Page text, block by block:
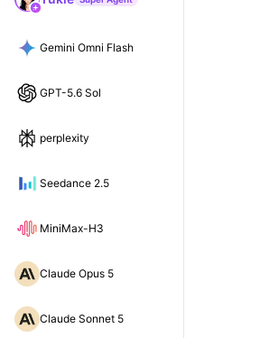
Gemini Omni Flash
GPT-5.6 Sol
perplexity
Seedance 2.5
MiniMax-H3
Claude Opus 5
Claude Sonnet 5